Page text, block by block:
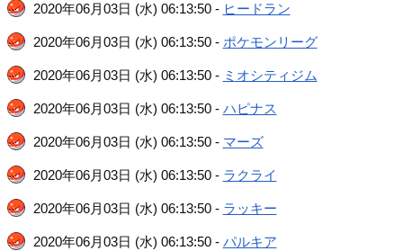
2020年06月03日 (水) 06:13:50 - ヒードラン
2020年06月03日 (水) 06:13:50 - ポケモンリーグ
2020年06月03日 (水) 06:13:50 - ミオシティジム
2020年06月03日 (水) 06:13:50 - ハピナス
2020年06月03日 (水) 06:13:50 - マーズ
2020年06月03日 (水) 06:13:50 - ラクライ
2020年06月03日 (水) 06:13:50 - ラッキー
2020年06月03日 (水) 06:13:50 - パルキア